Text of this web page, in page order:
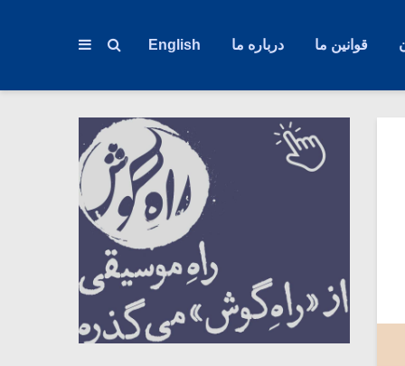
قوانین ما درباره ما English